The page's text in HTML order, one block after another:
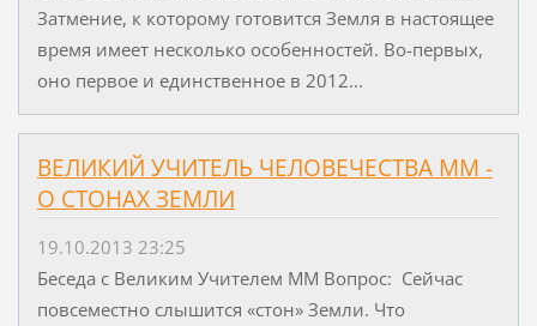
Затмение, к которому готовится Земля в настоящее
время имеет несколько особенностей. Во-первых,
оно первое и единственное в 2012...
ВЕЛИКИЙ УЧИТЕЛЬ ЧЕЛОВЕЧЕСТВА ММ -
О СТОНАХ ЗЕМЛИ
19.10.2013 23:25
Беседа с Великим Учителем ММ Вопрос: Сейчас
повсеместно слышится «стон» Земли. Что